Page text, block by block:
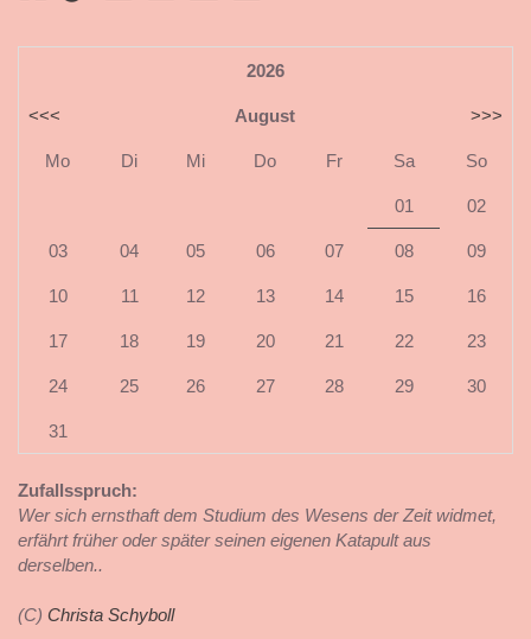
2026
<<< August >>>
Mo Di Mi Do Fr Sa So
01 02
03 04 05 06 07 08 09
10 11 12 13 14 15 16
17 18 19 20 21 22 23
24 25 26 27 28 29 30
31
Zufallsspruch:
Wer sich ernsthaft dem Studium des Wesens der Zeit widmet,
erfährt früher oder später seinen eigenen Katapult aus
derselben..
(C) Christa Schyboll